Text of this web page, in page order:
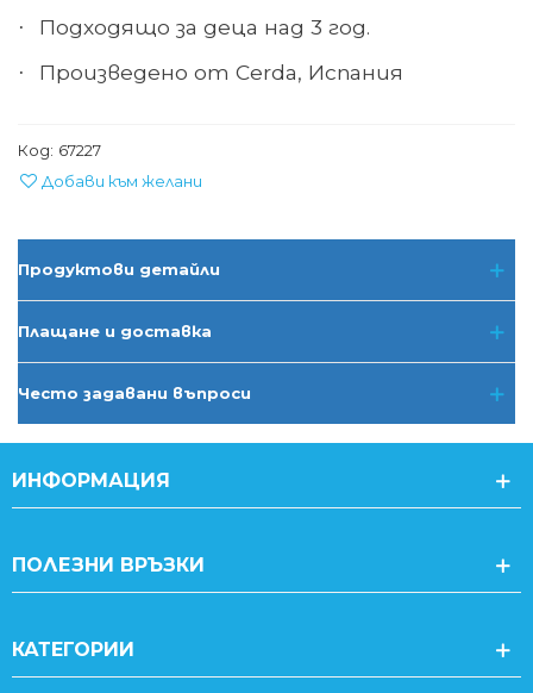
· Подходящо за деца над 3 год.
· Произведено от Cerda, Испания
Код: 67227
Добави към желани
Продуктови детайли
Плащане и доставка
Често задавани въпроси
ИНФОРМАЦИЯ
ПОЛЕЗНИ ВРЪЗКИ
КАТЕГОРИИ